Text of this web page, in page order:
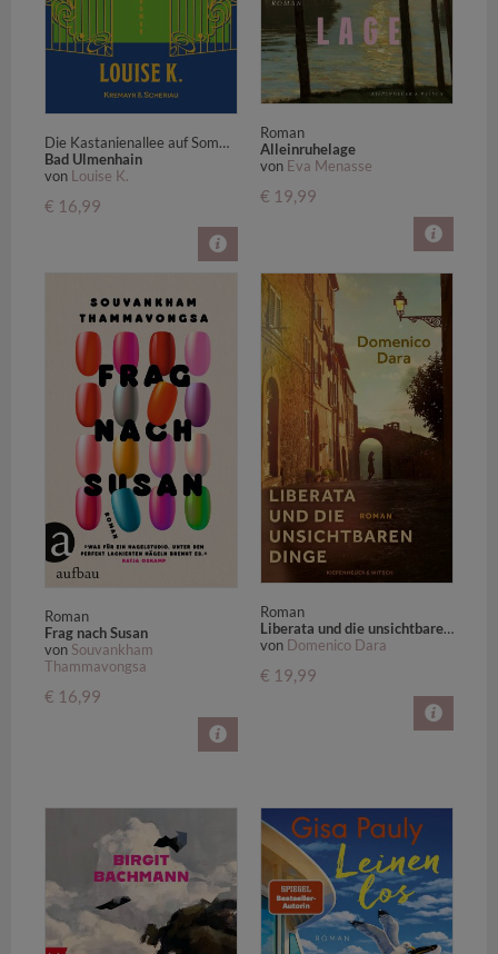
Die Kastanienallee auf Sommerfrische
Bad Ulmenhain
von Louise K.
€ 16,99
Roman
Alleinruhelage
von Eva Menasse
€ 19,99
Roman
Frag nach Susan
von Souvankham
Thammavongsa
€ 16,99
Roman
Liberata und die unsichtbaren Dinge
von Domenico Dara
€ 19,99